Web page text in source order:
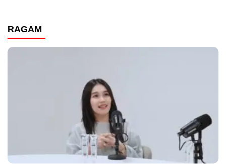
RAGAM